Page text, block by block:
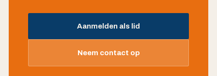
Aanmelden als lid
Neem contact op